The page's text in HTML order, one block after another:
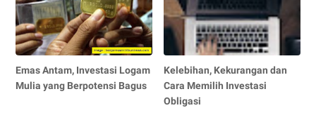
Emas Antam, Investasi Logam
Mulia yang Berpotensi Bagus
Kelebihan, Kekurangan dan
Cara Memilih Investasi
Obligasi